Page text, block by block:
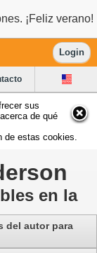
¡Feliz verano!
Login
sus
de qué
de estas cookies.
en la
del autor para